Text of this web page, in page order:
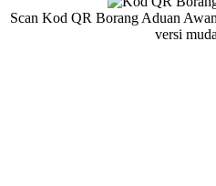
Scan Kod QR Borang Aduan
versi